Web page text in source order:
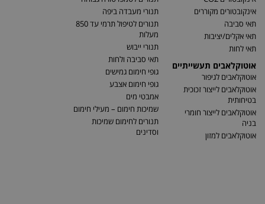
אינקובטורים מקוררים
תאי סביבה
תאי אקלים/יציבות
תאי לחות
אוטוקלאבים תעשייתיים
אוטוקלאבים לגיפור
אוטוקלאבים לייצור זכוכית
בטיחותית
אוטוקלאבים לייצור חומרי
בניה
אוטוקלאבים למזון
תנורי מעבדה ביפה
תנורים לטיפול תרמי עד 850
מעלות
תנורי ייבוש
תאי סביבה ולחות
גופי חימום גמישים
גופי חימום אצבע
אמבטי מים
שמיכות חימום – מעילי חימום
תנורים לחימום שמיכות
וסדינים